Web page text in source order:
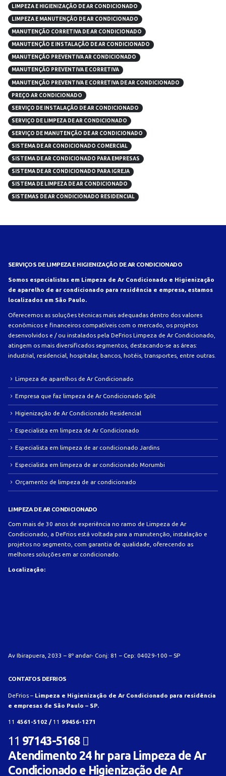
LIMPEZA E HIGIENIZAÇÃO DE AR CONDICIONADO
LIMPEZA E MANUTENÇÃO DE AR CONDICIONADO
MANUTENÇÃO CORRETIVA DE AR CONDICIONADO
MANUTENÇÃO E INSTALAÇÃO DE AR CONDICIONADO
MANUTENÇÃO PREVENTIVA AR CONDICIONADO
MANUTENÇÃO PREVENTIVA E CORRETIVA
MANUTENÇÃO PREVENTIVA E CORRETIVA DE AR CONDICIONADO
PREÇO AR CONDICIONADO
SERVIÇO DE INSTALAÇÃO DE AR CONDICIONADO
SERVIÇO DE LIMPEZA DE AR CONDICIONADO
SERVIÇO DE MANUTENÇÃO DE AR CONDICIONADO
SISTEMA DE AR CONDICIONADO COMERCIAL
SISTEMA DE AR CONDICIONADO PARA EMPRESAS
SISTEMA DE AR CONDICIONADO PARA IGREJA
SISTEMA DE LIMPEZA DE AR CONDICIONADO
SISTEMAS DE AR CONDICIONADO RESIDENCIAL
SERVIÇOS DE LIMPEZA E HIGIENIZAÇÃO DE AR CONDICIONADO
Somos especialistas em Limpeza de Ar Condicionado e Higienização
de aparelho de ar condicionado para residência e empresa, estamos
localizados em São Paulo.
Oferecemos as soluções técnicas mais adequadas dentro dos valores
econômicos e financeiros compatíveis com o mercado, os projetos
desenvolvidos e / ou instalados pela DeFrios Limpeza de Ar Condicionado,
atingem os mais diversificados segmentos, destacando-se as áreas:
industrial, residencial, hospitalar, bancos, hotéis, transportes, entre outras.
Limpeza de aparelhos de Ar Condicionado
Empresa que faz limpeza de Ar Condicionado Split
Higienização de Ar Condicionado Residencial
Especialista em limpeza de Ar Condicionado
Especialista em limpeza de ar condicionado Jardins
Especialista em limpeza de ar condicionado Morumbi
Orçamento de limpeza de ar condicionado
LIMPEZA DE AR CONDICIONADO
Com mais de 30 anos de experiência no ramo de Limpeza de Ar
Condicionado, a DeFrios está voltada para a manutenção, instalação e
projetos no segmento, com garantia de qualidade, oferecendo as
melhores soluções em ar condicionado.
Localização:
Av Ibirapuera, 2033 – 8º andar- Conj: 81 – Cep: 04029-100 – SP
CONTATOS DEFRIOS
DeFrios – Limpeza e Higienização de Ar Condicionado para residência
e empresas de São Paulo – SP.
11 4561-5102 / 11 99456-1271
11 97143-5168
Atendimento 24 hr para Limpeza de Ar
Condicionado e Higienização de Ar